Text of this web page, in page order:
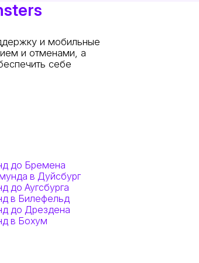
и мобильные
и отменами, а
себе
до Бремена
в Дуйсбург
до Аугсбурга
в Билефельд
до Дрездена
в Бохум